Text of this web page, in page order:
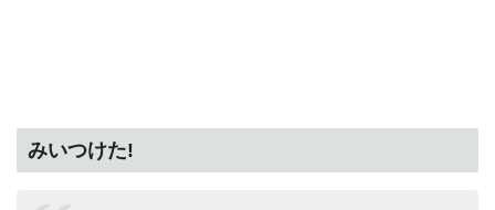
みいつけた!